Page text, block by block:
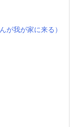
が我が家に来る）